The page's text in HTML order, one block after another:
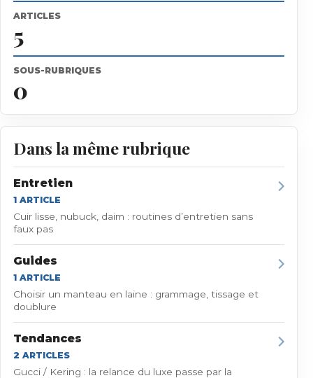
ARTICLES
5
SOUS-RUBRIQUES
0
Dans la même rubrique
Entretien
1 ARTICLE
Cuir lisse, nubuck, daim : routines d’entretien sans
faux pas
Guides
1 ARTICLE
Choisir un manteau en laine : grammage, tissage et
doublure
Tendances
2 ARTICLES
Gucci / Kering : la relance du luxe passe par la